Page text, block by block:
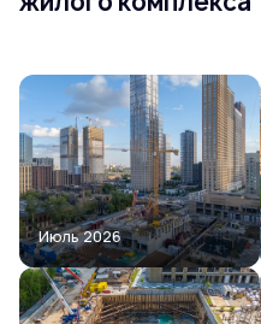
Июль 2026